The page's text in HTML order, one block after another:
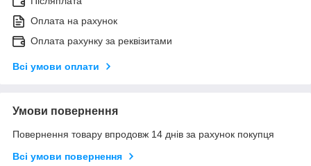
Оплата на рахунок
Оплата рахунку за реквізитами
Всі умови оплати
Умови повернення
Повернення товару впродовж 14 днів за рахунок покупця
Всі умови повернення